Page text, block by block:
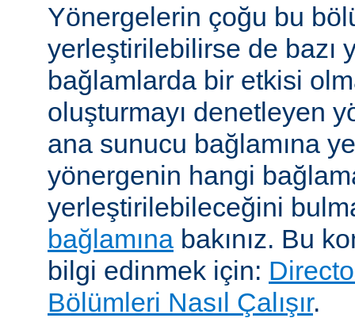
Yönergelerin çoğu bu
yerleştirilebilirse de bazı
bağlamlarda bir etkisi
oluşturmayı denetleyen
ana sunucu bağlamına
yönergenin hangi
yerleştirilebileceğini
bağlamına bakınız. Bu
bilgi edinmek için:
Bölümleri Nasıl Çalışır.